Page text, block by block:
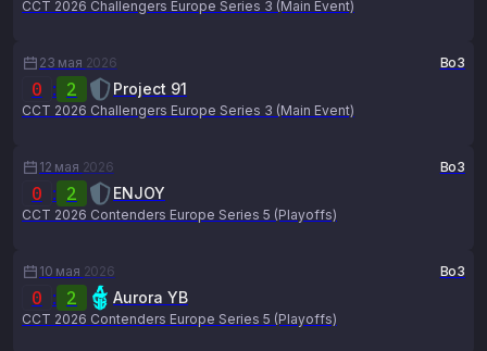
CCT 2026 Challengers Europe Series 3 (Main Event)
23 мая 2026 Bo3
0 : 2 Project 91
CCT 2026 Challengers Europe Series 3 (Main Event)
12 мая 2026 Bo3
0 : 2 ENJOY
CCT 2026 Contenders Europe Series 5 (Playoffs)
10 мая 2026 Bo3
0 : 2 Aurora YB
CCT 2026 Contenders Europe Series 5 (Playoffs)